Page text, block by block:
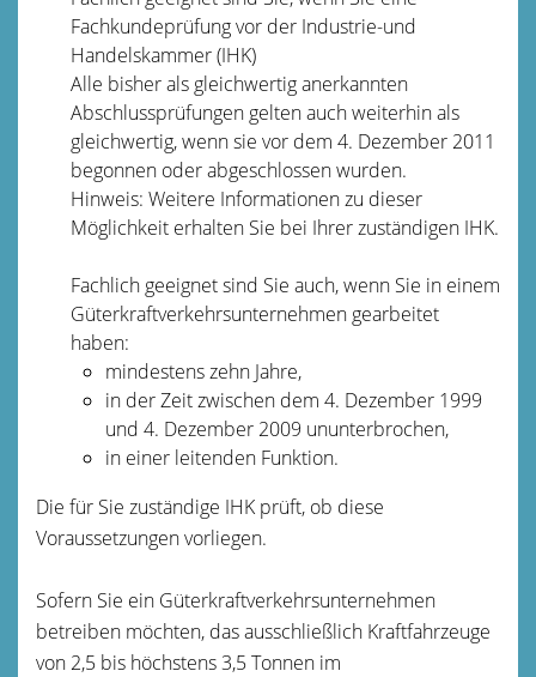
Fachkundeprüfung vor der Industrie-und
Handelskammer (IHK)
Alle bisher als gleichwertig anerkannten
Abschlussprüfungen gelten auch weiterhin als
gleichwertig, wenn sie vor dem 4. Dezember 2011
begonnen oder abgeschlossen wurden.
Hinweis: Weitere Informationen zu dieser
Möglichkeit erhalten Sie bei Ihrer zuständigen IHK.
Fachlich geeignet sind Sie auch, wenn Sie in einem
Güterkraftverkehrsunternehmen gearbeitet
haben:
mindestens zehn Jahre,
in der Zeit zwischen dem 4. Dezember 1999
und 4. Dezember 2009 ununterbrochen,
in einer leitenden Funktion.
Die für Sie zuständige IHK prüft, ob diese
Voraussetzungen vorliegen.
Sofern Sie ein Güterkraftverkehrsunternehmen
betreiben möchten, das ausschließlich Kraftfahrzeuge
von 2,5 bis höchstens 3,5 Tonnen im